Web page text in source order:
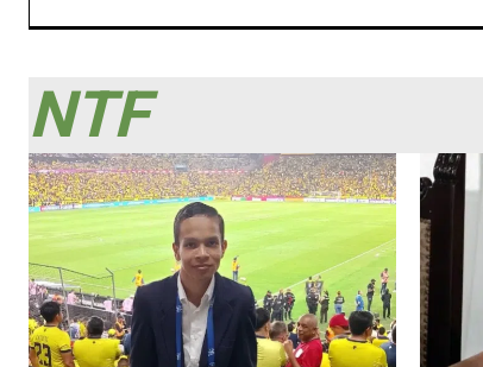
NTF